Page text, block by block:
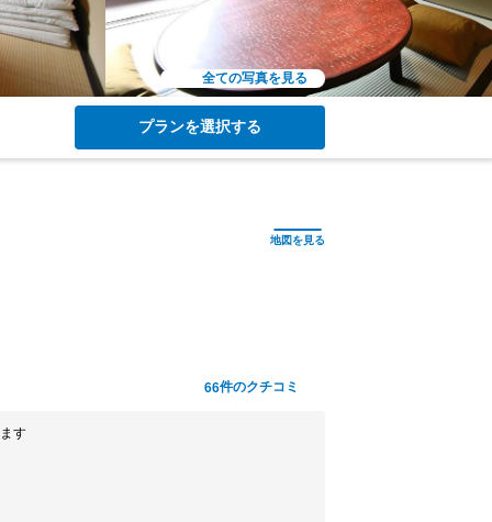
全ての写真を見る
プランを選択する
66件のクチコミ
す